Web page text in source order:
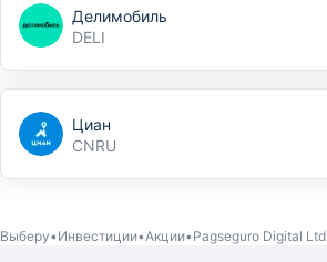
Делимобиль
DELI
Циан
CNRU
Выберу Инвестиции Акции Pagseguro Digital Ltd